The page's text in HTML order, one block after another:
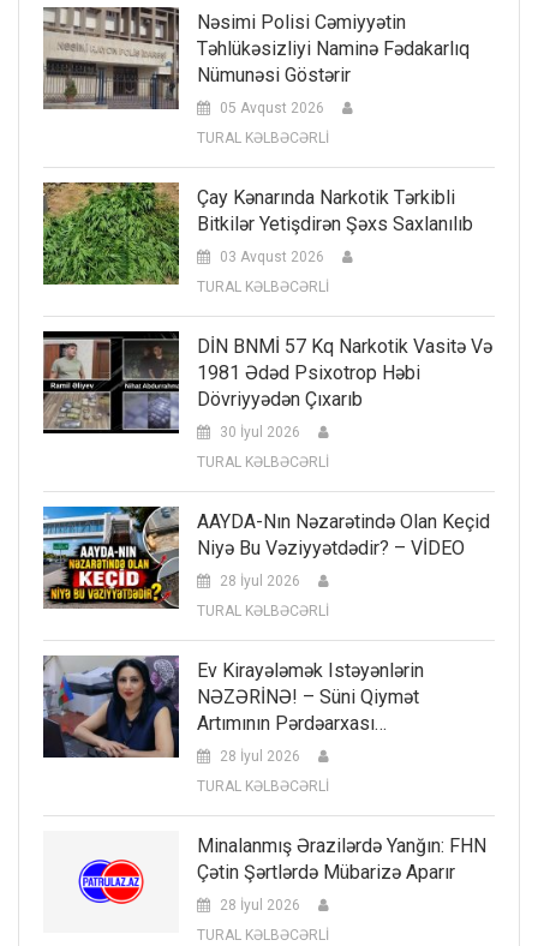
Nəsimi Polisi Cəmiyyətin
Təhlükəsizliyi Naminə Fədakarlıq
Nümunəsi Göstərir
05 Avqust 2026
TURAL KƏLBƏCƏRLİ
Çay Kənarında Narkotik Tərkibli
Bitkilər Yetişdirən Şəxs Saxlanılıb
03 Avqust 2026
TURAL KƏLBƏCƏRLİ
DİN BNMİ 57 Kq Narkotik Vasitə Və
1981 Ədəd Psixotrop Həbi
Dövriyyədən Çıxarıb
30 İyul 2026
TURAL KƏLBƏCƏRLİ
AAYDA-Nın Nəzarətində Olan Keçid
Niyə Bu Vəziyyətdədir? – VİDEO
28 İyul 2026
TURAL KƏLBƏCƏRLİ
Ev Kirayələmək Istəyənlərin
NƏZƏRİNƏ! – Süni Qiymət
Artımının Pərdəarxası…
28 İyul 2026
TURAL KƏLBƏCƏRLİ
Minalanmış Ərazilərdə Yanğın: FHN
Çətin Şərtlərdə Mübarizə Aparır
28 İyul 2026
TURAL KƏLBƏCƏRLİ